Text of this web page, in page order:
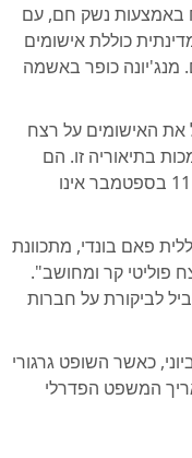
באמצעות נשק חם, עם
כוללת אישומים
כופר באשמה
את האישומים על רצח
בתיאוריה זו. הם
טוענים כי השימוש בחוקי הטרור שלאחר 11 בספטמבר אינו
פאם בונדי, מתכוונת
פוליטי קר ומחושב".
לביקורת על חברות
צפוי לחזור לבית המשפט ב-26 ביוני, כאשר השופט גרגורי
המשפט הפדרלי